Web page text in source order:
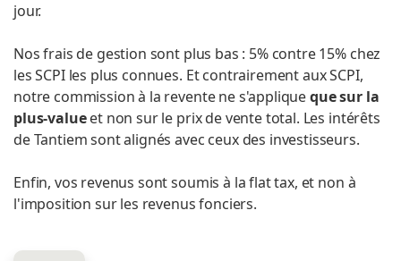
jour.
Nos frais de gestion sont plus bas : 5% contre 15% chez
les SCPI les plus connues. Et contrairement aux SCPI,
notre commission à la revente ne s'appliqueque sur la
plus-valueet non sur le prix de vente total. Les intérêts
de Tantiem sont alignés avec ceux des investisseurs.
Enfin, vos revenus sont soumis à la flat tax, et non à
l'imposition sur les revenus fonciers.